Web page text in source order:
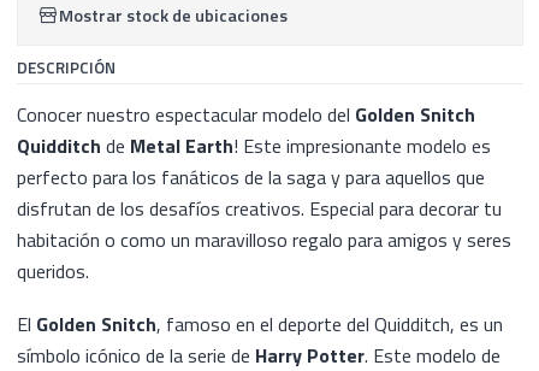
Mostrar stock de ubicaciones
DESCRIPCIÓN
Conocer nuestro espectacular modelo del Golden Snitch
Quidditch de Metal Earth! Este impresionante modelo es
perfecto para los fanáticos de la saga y para aquellos que
disfrutan de los desafíos creativos. Especial para decorar tu
habitación o como un maravilloso regalo para amigos y seres
queridos.
El Golden Snitch, famoso en el deporte del Quidditch, es un
símbolo icónico de la serie de Harry Potter. Este modelo de